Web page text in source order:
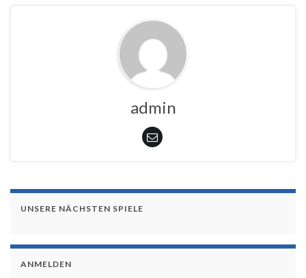
admin
UNSERE NÄCHSTEN SPIELE
ANMELDEN